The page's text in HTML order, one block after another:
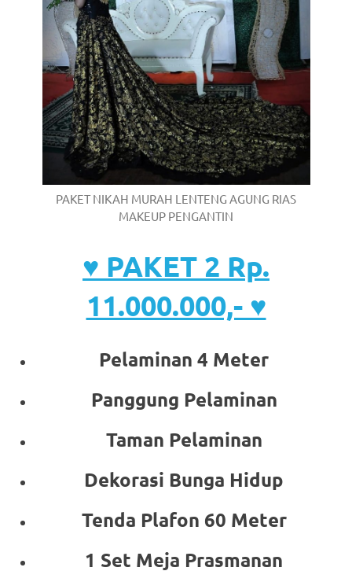
PAKET NIKAH MURAH LENTENG AGUNG RIAS
MAKEUP PENGANTIN
♥ PAKET 2 Rp.
11.000.000,- ♥
Pelaminan 4 Meter
Panggung Pelaminan
Taman Pelaminan
Dekorasi Bunga Hidup
Tenda Plafon 60 Meter
1 Set Meja Prasmanan